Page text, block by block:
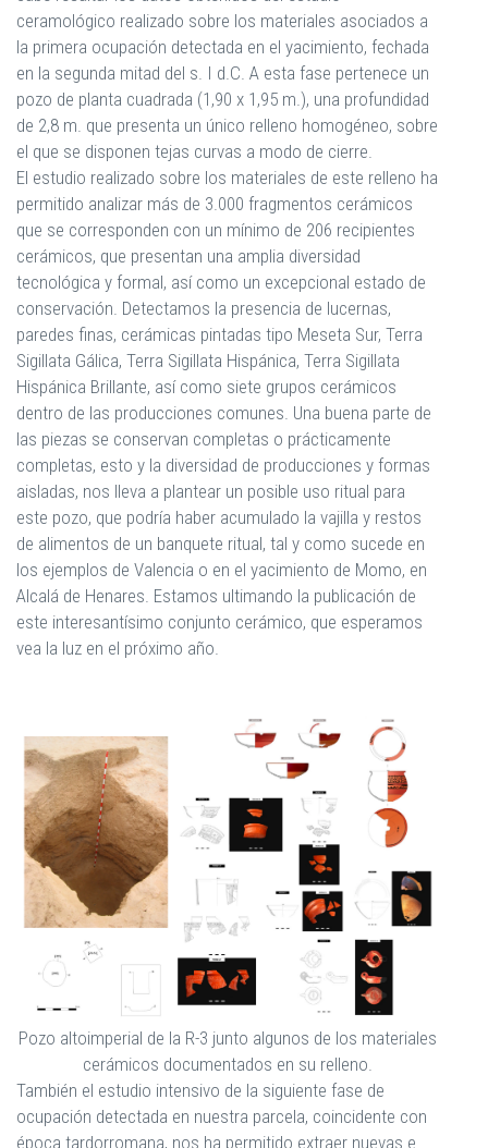
ceramológico realizado sobre los materiales asociados a
la primera ocupación detectada en el yacimiento, fechada
en la segunda mitad del s. I d.C. A esta fase pertenece un
pozo de planta cuadrada (1,90 x 1,95 m.), una profundidad
de 2,8 m. que presenta un único relleno homogéneo, sobre
el que se disponen tejas curvas a modo de cierre.
El estudio realizado sobre los materiales de este relleno ha
permitido analizar más de 3.000 fragmentos cerámicos
que se corresponden con un mínimo de 206 recipientes
cerámicos, que presentan una amplia diversidad
tecnológica y formal, así como un excepcional estado de
conservación. Detectamos la presencia de lucernas,
paredes finas, cerámicas pintadas tipo Meseta Sur, Terra
Sigillata Gálica, Terra Sigillata Hispánica, Terra Sigillata
Hispánica Brillante, así como siete grupos cerámicos
dentro de las producciones comunes. Una buena parte de
las piezas se conservan completas o prácticamente
completas, esto y la diversidad de producciones y formas
aisladas, nos lleva a plantear un posible uso ritual para
este pozo, que podría haber acumulado la vajilla y restos
de alimentos de un banquete ritual, tal y como sucede en
los ejemplos de Valencia o en el yacimiento de Momo, en
Alcalá de Henares. Estamos ultimando la publicación de
este interesantísimo conjunto cerámico, que esperamos
vea la luz en el próximo año.
Pozo altoimperial de la R-3 junto algunos de los materiales
cerámicos documentados en su relleno.
También el estudio intensivo de la siguiente fase de
ocupación detectada en nuestra parcela, coincidente con
época tardorromana, nos ha permitido extraer nuevas e